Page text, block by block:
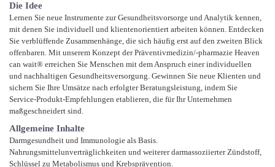
Die Idee
Lernen Sie neue Instrumente zur Gesundheitsvorsorge und Analytik kennen,
mit denen Sie individuell und klientenorientiert arbeiten können. Entdecken
Sie verblüffende Zusammenhänge, die sich häufig erst auf den zweiten Blick
offenbaren. Mit unserem Konzept der Präventivmedizin/-pharmazie Heaven
can wait® erreichen Sie Menschen mit dem Anspruch einer individuellen
und nachhaltigen Gesundheitsversorgung. Gewinnen Sie neue Klienten und
sichern Sie Ihre Umsätze nach erfolgter Beratungsleistung, indem Sie
Service-Produkt-Empfehlungen etablieren, die für Ihr Unternehmen
maßgeschneidert sind.
Allgemeine Inhalte
Darmgesundheit und Immunologie als Basis.
Nahrungsmittelunverträglichkeiten und weiterer darmassoziierter Zündstoff,
Schlüssel zu Metabolismus und Krebsprävention.